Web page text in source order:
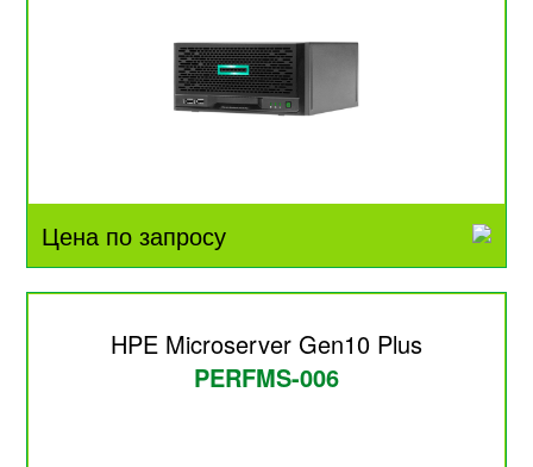
Цена по запросу
HPE Microserver Gen10 Plus
PERFMS-006